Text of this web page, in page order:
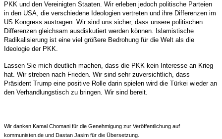
PKK und den Vereinigten Staaten. Wir erleben jedoch politische Parteien
in den USA, die verschiedene Ideologien vertreten und ihre Differenzen im
US Kongress austragen. Wir sind uns sicher, dass unsere politischen
Differenzen gleichsam ausdiskutiert werden können. Islamistische
Radikalisierung ist eine viel größere Bedrohung für die Welt als die
Ideologie der PKK.
Lassen Sie mich deutlich machen, dass die PKK kein Interesse an Krieg
hat. Wir streben nach Frieden. Wir sind sehr zuversichtlich, dass
Präsident Trump eine positive Rolle darin spielen wird die Türkei wieder an
den Verhandlungstisch zu bringen. Wir sind bereit.
Wir danken Kamal Chomani für die Genehmigung zur Veröffentlichung auf
kommunisten.de und Dastan Jasim für die Übersetzung.